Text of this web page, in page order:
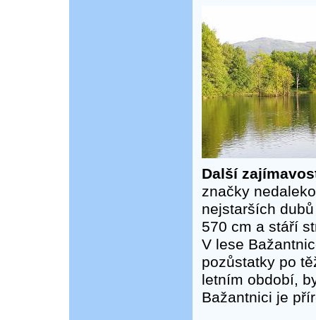
Další
značky
nejstarších
570 cm a stáří
V lese
pozůstatky po
letním období,
Bažantnici je